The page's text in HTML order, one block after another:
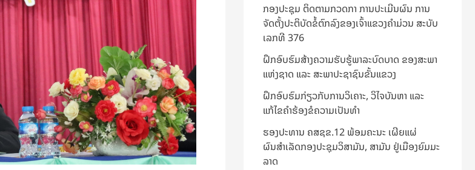
ກອງປະຊຸມ ຕິດຕາມກວດກາ ການປະເມີນຜົນ ການ
ຈັດຕັ້ງປະຕິບັດຂໍ້ຕົກລົງຂອງເຈົ້າແຂວງຄຳມ່ວນ ສະບັບ
ເລກທີ 376
ຝຶກອົບຮົມສ້າງຄວາມຮັບຮູ້ພາລະບົດບາດ ຂອງສະພາ
ແຫ່ງຊາດ ແລະ ສະພາປະຊາຊົນຂັ້ນແຂວງ
ຝຶກອົບຮົມກ່ຽວກັບການວິເຄາະ, ວິໄຈບັນຫາ ແລະ
ແກ້ໄຂຄຳຮ້ອງຂໍຄວາມເປັນທຳ
ຮອງປະທານ ຄສຊຂ.12 ພ້ອມຄະນະ ເຜີຍແຜ່
ຜົນສຳເລັດກອງປະຊຸມວິສາມັນ, ສາມັນ ຢູ່ເມືອງຍົມມະ
ລາດ